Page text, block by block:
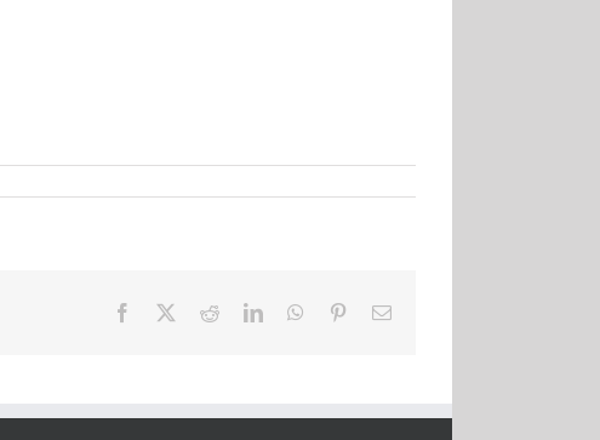
Facebook RedditLinkedInWhatsApp
Pinterest
E-